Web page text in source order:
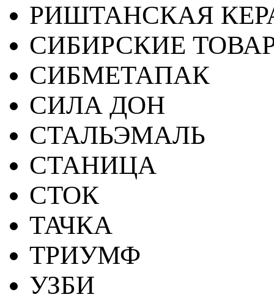
РИШТАНСКАЯ
СИБИРСКИЕ
СИБМЕТАПАК
СИЛА ДОН
СТАЛЬЭМАЛЬ
СТАНИЦА
СТОК
ТАЧКА
ТРИУМФ
УЗБИ